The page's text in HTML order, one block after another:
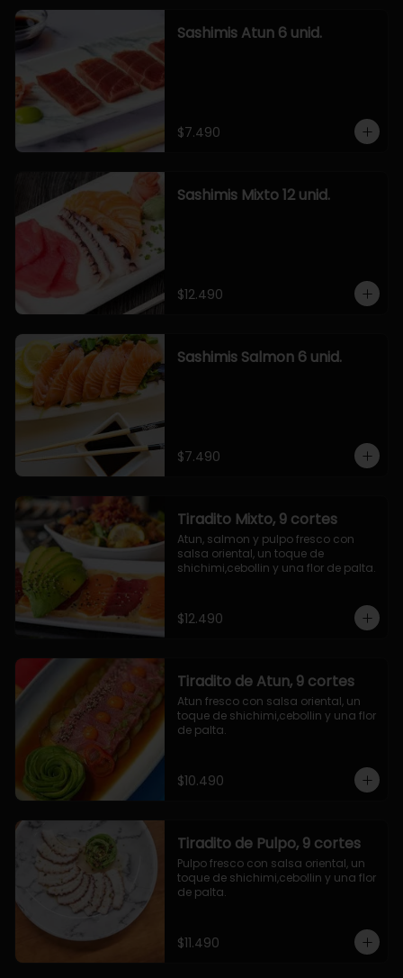
Sashimis Atun 6 unid.
$7.490
Sashimis Mixto 12 unid.
$12.490
Sashimis Salmon 6 unid.
$7.490
Tiradito Mixto, 9 cortes
Atun, salmon y pulpo fresco con
salsa oriental, un toque de
shichimi,cebollin y una flor de palta.
$12.490
Tiradito de Atun, 9 cortes
Atun fresco con salsa oriental, un
toque de shichimi,cebollin y una flor
de palta.
$10.490
Tiradito de Pulpo, 9 cortes
Pulpo fresco con salsa oriental, un
toque de shichimi,cebollin y una flor
de palta.
$11.490